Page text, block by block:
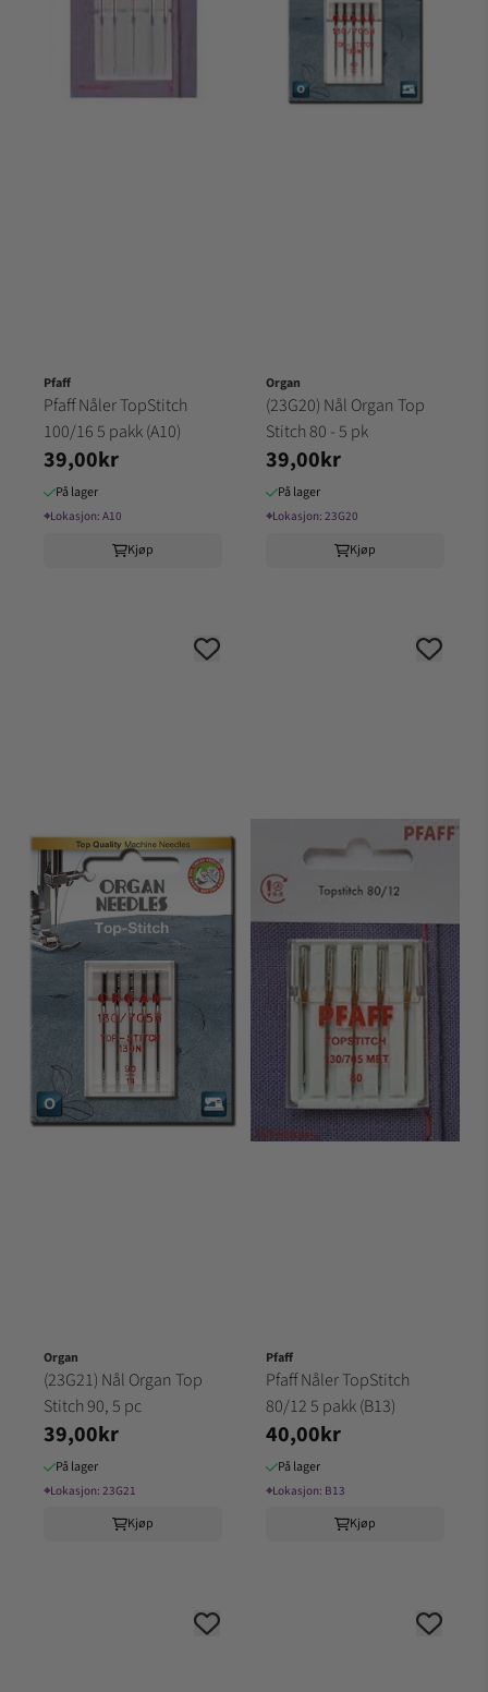
Pfaff
Pfaff Nåler TopStitch
100/16 5 pakk (A10)
39,00kr
På lager
⌖Lokasjon: A10
Kjøp
Organ
(23G20) Nål Organ Top
Stitch 80 - 5 pk
39,00kr
På lager
⌖Lokasjon: 23G20
Kjøp
Organ
(23G21) Nål Organ Top
Stitch 90, 5 pc
39,00kr
På lager
⌖Lokasjon: 23G21
Kjøp
Pfaff
Pfaff Nåler TopStitch
80/12 5 pakk (B13)
40,00kr
På lager
⌖Lokasjon: B13
Kjøp